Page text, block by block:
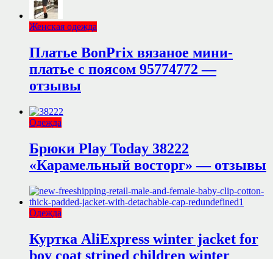
Женская одежда
Платье BonPrix вязаное мини-
платье с поясом 95774772 —
отзывы
Одежда
Брюки Play Today 38222
«Карамельный восторг» — отзывы
Одежда
Куртка AliExpress winter jacket for
boy coat striped children winter